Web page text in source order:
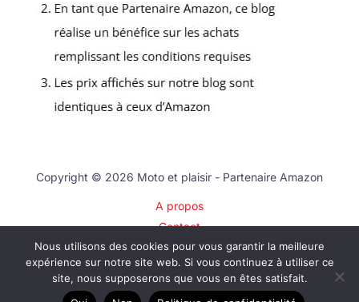
Copyright © 2026 Moto et plaisir - Partenaire Amazon
A propos
Contact
Plan du site
Mentions légales
Politique de confidentialité
Nous utilisons des cookies pour vous garantir la meilleure
expérience sur notre site web. Si vous continuez à utiliser ce
site, nous supposerons que vous en êtes satisfait.